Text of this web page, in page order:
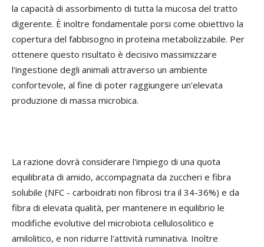
la capacità di assorbimento di tutta la mucosa del tratto
digerente. È inoltre fondamentale porsi come obiettivo la
copertura del fabbisogno in proteina metabolizzabile. Per
ottenere questo risultato è decisivo massimizzare
l'ingestione degli animali attraverso un ambiente
confortevole, al fine di poter raggiungere un'elevata
produzione di massa microbica.
La razione dovrà considerare l'impiego di una quota
equilibrata di amido, accompagnata da zuccheri e fibra
solubile (NFC - carboidrati non fibrosi tra il 34-36%) e da
fibra di elevata qualità, per mantenere in equilibrio le
modifiche evolutive del microbiota cellulosolitico e
amilolitico, e non ridurre l'attività ruminativa. Inoltre